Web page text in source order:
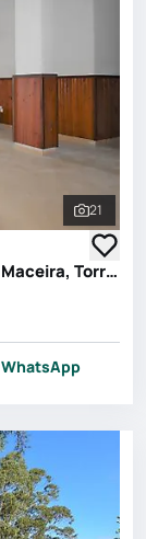
Ver
21
Espaço comercial em A dos Cunhados e Maceira, Torres Vedras
WhatsApp